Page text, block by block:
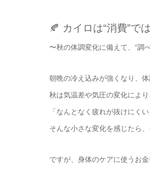
🍂 カイロは“消費”で
〜秋の体調変化に備えて、“調
朝晩の冷え込みが強くなり、
秋は気温差や気圧の変化により
「なんとなく疲れが抜けにく
そんな小さな変化を感じたら
ですが、身体のケアに使うお